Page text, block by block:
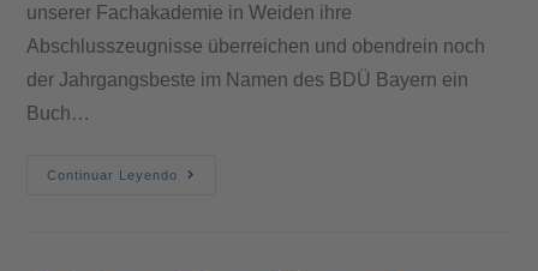
unserer Fachakademie in Weiden ihre
Abschlusszeugnisse überreichen und obendrein noch
der Jahrgangsbeste im Namen des BDÜ Bayern ein
Buch…
Continuar Leyendo